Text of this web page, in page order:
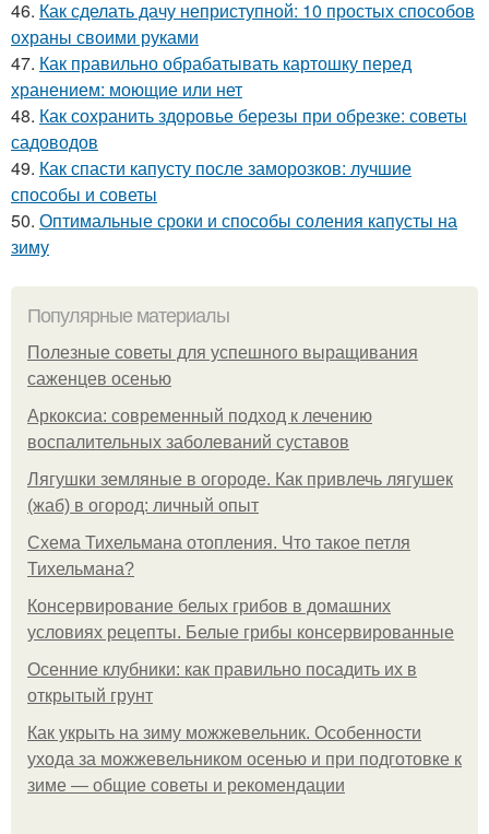
46. Как сделать дачу неприступной: 10 простых способов
охраны своими руками
47. Как правильно обрабатывать картошку перед
хранением: моющие или нет
48. Как сохранить здоровье березы при обрезке: советы
садоводов
49. Как спасти капусту после заморозков: лучшие
способы и советы
50. Оптимальные сроки и способы соления капусты на
зиму
Популярные материалы
Полезные советы для успешного выращивания
саженцев осенью
Аркоксиа: современный подход к лечению
воспалительных заболеваний суставов
Лягушки земляные в огороде. Как привлечь лягушек
(жаб) в огород: личный опыт
Схема Тихельмана отопления. Что такое петля
Тихельмана?
Консервирование белых грибов в домашних
условиях рецепты. Белые грибы консервированные
Осенние клубники: как правильно посадить их в
открытый грунт
Как укрыть на зиму можжевельник. Особенности
ухода за можжевельником осенью и при подготовке к
зиме — общие советы и рекомендации